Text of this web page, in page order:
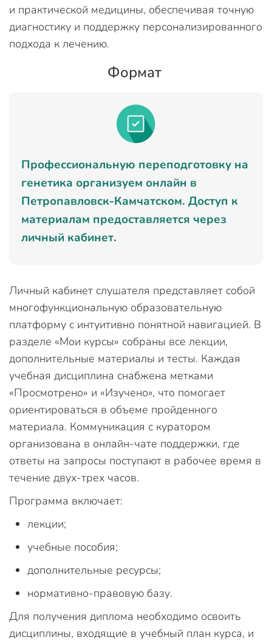
и практической медицины, обеспечивая точную
диагностику и поддержку персонализированного
подхода к лечению.
Формат
Профессиональную переподготовку на
генетика организуем онлайн в
Петропавловск-Камчатском. Доступ к
материалам предоставляется через
личный кабинет.
Личный кабинет слушателя представляет собой
многофункциональную образовательную
платформу с интуитивно понятной навигацией. В
разделе «Мои курсы» собраны все лекции,
дополнительные материалы и тесты. Каждая
учебная дисциплина снабжена метками
«Просмотрено» и «Изучено», что помогает
ориентироваться в объеме пройденного
материала. Коммуникация с куратором
организована в онлайн-чате поддержки, где
ответы на запросы поступают в рабочее время в
течение двух-трех часов.
Программа включает:
лекции;
учебные пособия;
дополнительные ресурсы;
нормативно-правовую базу.
Для получения диплома необходимо освоить
дисциплины, входящие в учебный план курса, и